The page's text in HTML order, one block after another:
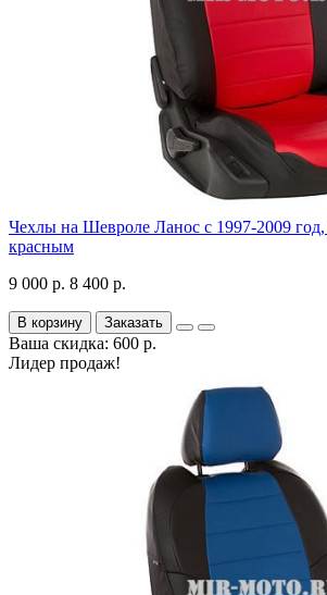
Чехлы на Шевроле Ланос с 1997-2009
красным
9 000 р. 8 400 р.
В корзину Заказать
Ваша скидка: 600 р.
Лидер продаж!